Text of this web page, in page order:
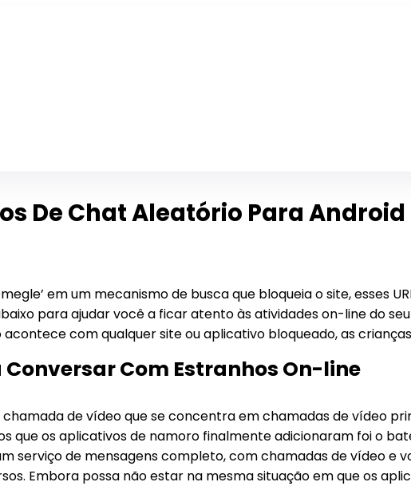
De Chat Aleatório Para Android
em um mecanismo de busca que bloqueia o site, esses
para ajudar você a ficar atento às atividades on-line do
acontece com qualquer site ou aplicativo bloqueado, as
Conversar Com Estranhos On-line
de vídeo que se concentra em chamadas de vídeo
que os aplicativos de namoro finalmente adicionaram foi o
serviço de mensagens completo, com chamadas de vídeo e
Embora possa não estar na mesma situação em que os